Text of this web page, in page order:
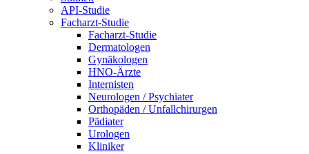
API-Studie
Facharzt-Studie
Facharzt-Studie
Dermatologen
Gynäkologen
HNO-Ärzte
Internisten
Neurologen / Psychiater
Orthopäden / Unfallchirurgen
Pädiater
Urologen
Kliniker